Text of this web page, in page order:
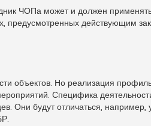
ЧОПа может и должен
предусмотренных действующим
объектов. Но реализация
Специфика
Они будут отличаться, например,